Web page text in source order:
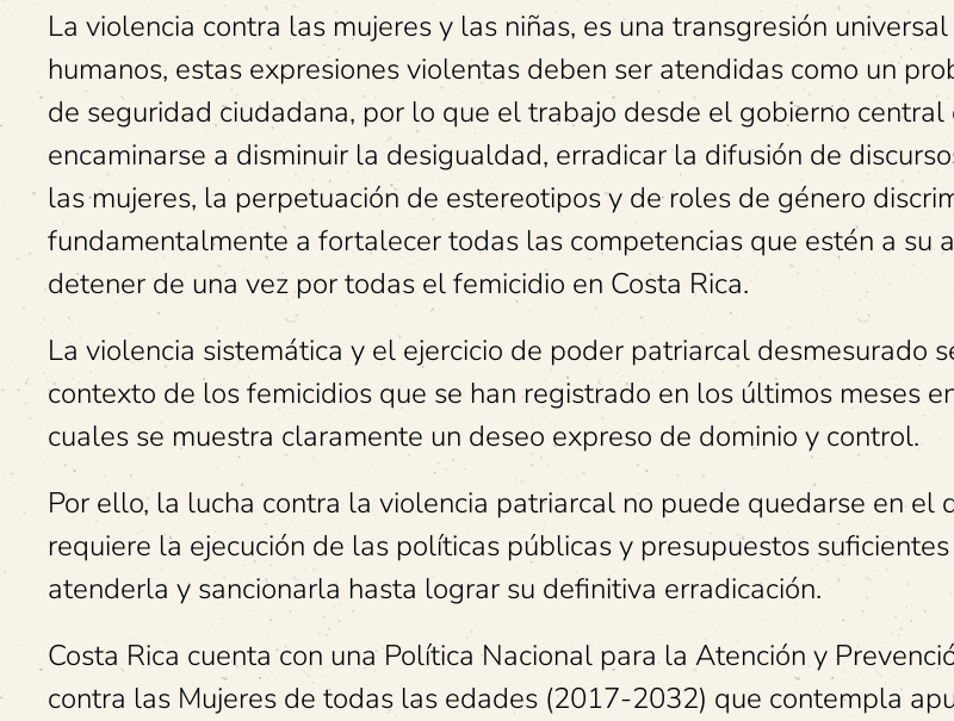
La violencia contra las mujeres y las niñas, es una transgresión
humanos, estas expresiones violentas deben ser atendidas como un
de seguridad ciudadana, por lo que el trabajo desde el gobierno central
encaminarse a disminuir la desigualdad, erradicar la difusión de
las mujeres, la perpetuación de estereotipos y de roles de género
fundamentalmente a fortalecer todas las competencias que estén a su
detener de una vez por todas el femicidio en Costa Rica.
La violencia sistemática y el ejercicio de poder patriarcal desmesurado
contexto de los femicidios que se han registrado en los últimos meses
cuales se muestra claramente un deseo expreso de dominio y control.
Por ello, la lucha contra la violencia patriarcal no puede quedarse en el
requiere la ejecución de las políticas públicas y presupuestos
atenderla y sancionarla hasta lograr su definitiva erradicación.
Costa Rica cuenta con una Política Nacional para la Atención y
contra las Mujeres de todas las edades (2017-2032) que contempla